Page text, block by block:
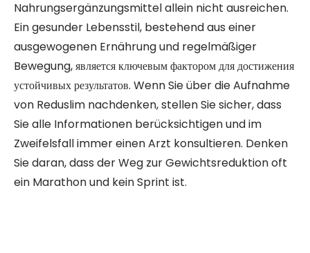
Nahrungsergänzungsmittel allein nicht ausreichen.
Ein gesunder Lebensstil, bestehend aus einer
ausgewogenen Ernährung und regelmäßiger
Bewegung, является ключевым фактором для достижения
устойчивых результатов. Wenn Sie über die Aufnahme
von Reduslim nachdenken, stellen Sie sicher, dass
Sie alle Informationen berücksichtigen und im
Zweifelsfall immer einen Arzt konsultieren. Denken
Sie daran, dass der Weg zur Gewichtsreduktion oft
ein Marathon und kein Sprint ist.